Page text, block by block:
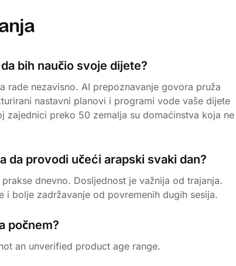
bih naučio svoje dijete?
rade nezavisno. AI prepoznavanje govora pruža
nastavni planovi i programi vode vaše dijete
zajednici preko 50 zemalja su domaćinstva koja ne
da provodi učeći arapski svaki dan?
dnevno. Dosljednost je važnija od trajanja.
i bolje zadržavanje od povremenih dugih sesija.
počnem?
an unverified product age range.